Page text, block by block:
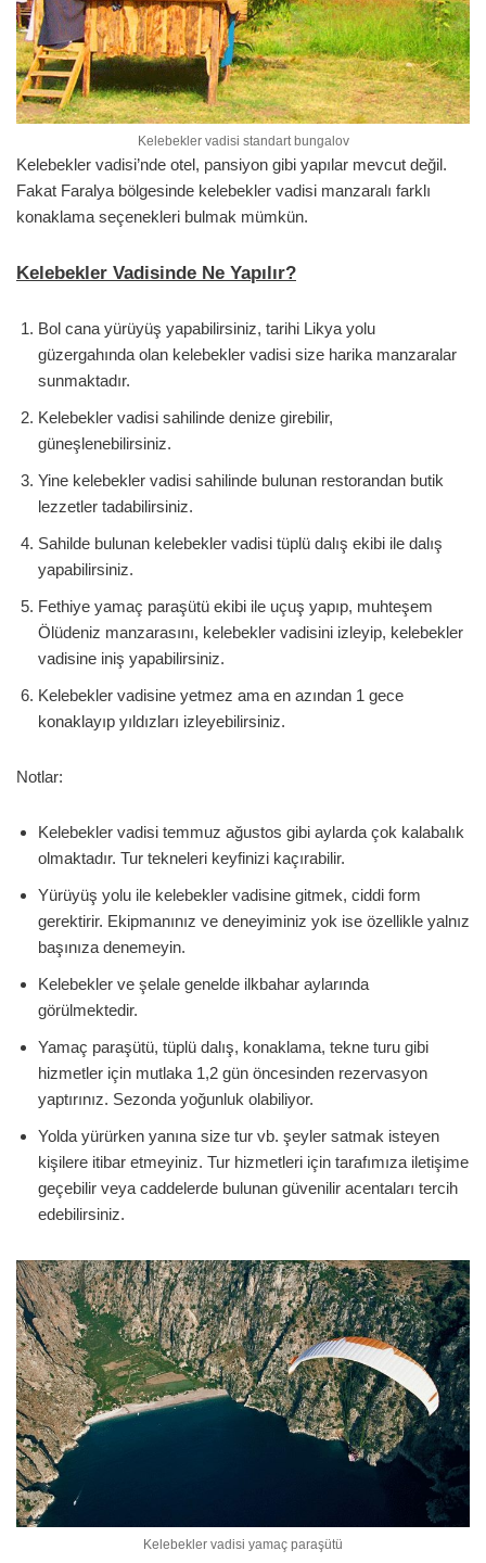
Kelebekler vadisi standart bungalov
Kelebekler vadisi’nde otel, pansiyon gibi yapılar mevcut değil.
Fakat Faralya bölgesinde kelebekler vadisi manzaralı farklı
konaklama seçenekleri bulmak mümkün.
Kelebekler Vadisinde Ne Yapılır?
Bol cana yürüyüş yapabilirsiniz, tarihi Likya yolu
güzergahında olan kelebekler vadisi size harika manzaralar
sunmaktadır.
Kelebekler vadisi sahilinde denize girebilir,
güneşlenebilirsiniz.
Yine kelebekler vadisi sahilinde bulunan restorandan butik
lezzetler tadabilirsiniz.
Sahilde bulunan kelebekler vadisi tüplü dalış ekibi ile dalış
yapabilirsiniz.
Fethiye yamaç paraşütü ekibi ile uçuş yapıp, muhteşem
Ölüdeniz manzarasını, kelebekler vadisini izleyip, kelebekler
vadisine iniş yapabilirsiniz.
Kelebekler vadisine yetmez ama en azından 1 gece
konaklayıp yıldızları izleyebilirsiniz.
Notlar:
Kelebekler vadisi temmuz ağustos gibi aylarda çok kalabalık
olmaktadır. Tur tekneleri keyfinizi kaçırabilir.
Yürüyüş yolu ile kelebekler vadisine gitmek, ciddi form
gerektirir. Ekipmanınız ve deneyiminiz yok ise özellikle yalnız
başınıza denemeyin.
Kelebekler ve şelale genelde ilkbahar aylarında
görülmektedir.
Yamaç paraşütü, tüplü dalış, konaklama, tekne turu gibi
hizmetler için mutlaka 1,2 gün öncesinden rezervasyon
yaptırınız. Sezonda yoğunluk olabiliyor.
Yolda yürürken yanına size tur vb. şeyler satmak isteyen
kişilere itibar etmeyiniz. Tur hizmetleri için tarafımıza iletişime
geçebilir veya caddelerde bulunan güvenilir acentaları tercih
edebilirsiniz.
Kelebekler vadisi yamaç paraşütü